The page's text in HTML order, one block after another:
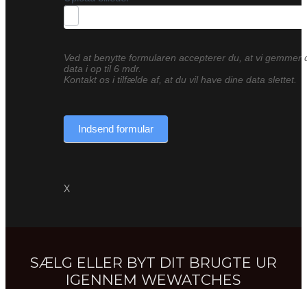
Ved at benytte formularen accepterer du, at vi gemmer
data i op til 6 mdr.
Kontakt os i tilfælde af, at du vil have dine data slettet.
Indsend formular
X
SÆLG ELLER BYT DIT BRUGTE UR
IGENNEM WEWATCHES